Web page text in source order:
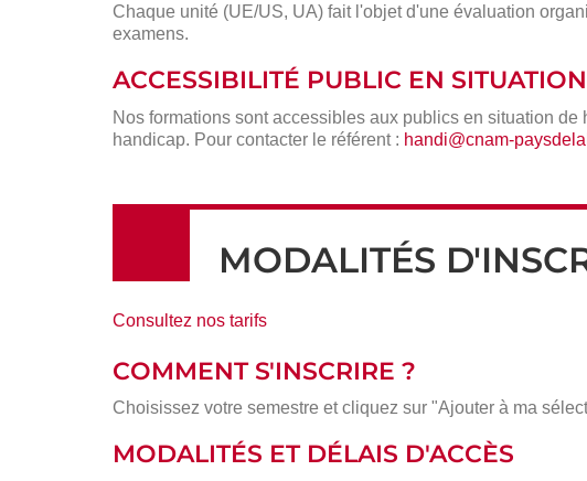
Chaque unité (UE/US, UA) fait l'objet d'une évaluation
examens.
ACCESSIBILITÉ PUBLIC EN
Nos formations sont accessibles aux publics en situation
handicap. Pour contacter le référent : handi@cnam-
MODALITÉS
Consultez nos tarifs
COMMENT S'INSCRIRE ?
Choisissez votre semestre et cliquez sur "Ajouter à ma
MODALITÉS ET DÉLAIS D'ACCÈS